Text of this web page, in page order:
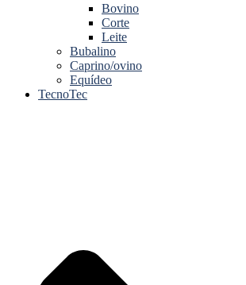
Bovino
Corte
Leite
Bubalino
Caprino/ovino
Equídeo
TecnoTec